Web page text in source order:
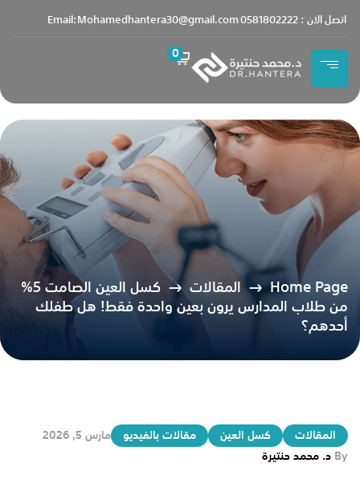
اتصل الان : 0581802222 Email:Mohamedhantera30@gmail.com
0
Home Page المقالات
كسل العين الصامت 5%
من طلاب المدارس يرون بعين واحدة فقط! هل طفلك
أحدهم؟
المقالات كسل العين مقالات بالفيديو
مارس 5, 2026
By د. محمد حنتيرة